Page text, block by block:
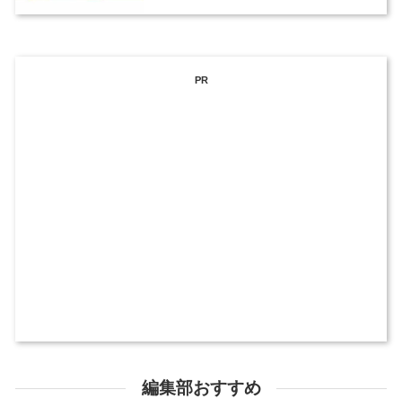
PR
編集部おすすめ